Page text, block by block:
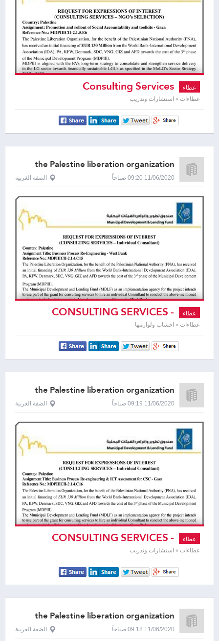
عطاء
عطاءات » استشارات وتدريب
the Palestine liberation organization
11/06/2020 09:20 صباحاً الضفة الغربية
عطاء CONSULTING SERVICES -
Individual Consultant
عطاءات » اخشاب ولوازمها
the Palestine liberation organization
11/06/2020 09:19 صباحاً الضفة الغربية
عطاء CONSULTING SERVICES -
Individual Consultant
عطاءات » استشارات وتدريب
the Palestine liberation organization
11/06/2020 09:18 صباحاً الضفة الغربية